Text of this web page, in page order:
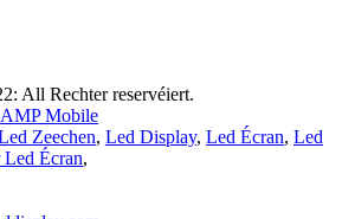
All Rechter reservéiert.
AMP Mobile
Zeechen, Led Display, Led Écran, Led
Écran,